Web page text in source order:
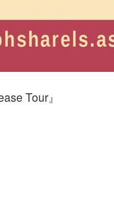
Tour』